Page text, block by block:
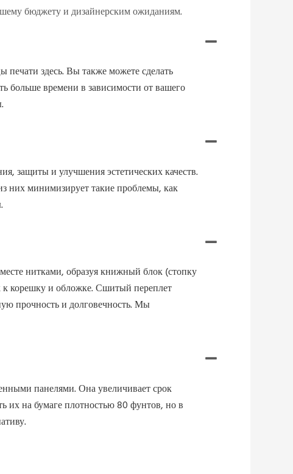
бюджету и дизайнерским ожиданиям.
здесь. Вы также можете сделать
больше времени в зависимости от вашего
защиты и улучшения эстетических качеств.
них минимизирует такие проблемы, как
нитками, образуя книжный блок (стопку
корешку и обложке. Сшитый переплет
прочность и долговечность. Мы
панелями. Она увеличивает срок
их на бумаге плотностью 80 фунтов, но в